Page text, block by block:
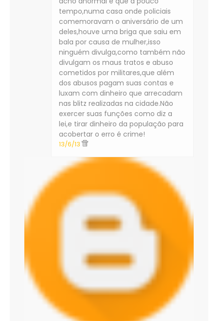
tempo,numa casa onde policiais
comemoravam o aniversário de um
deles,houve uma briga que saiu em
bala por causa de mulher,isso
ninguém divulga,como também não
divulgam os maus tratos e abuso
cometidos por militares,que além
dos abusos pagam suas contas e
luxam com dinheiro que arrecadam
nas blitz realizadas na cidade.Não
exercer suas funções como diz a
lei,e tirar dinheiro da população para
acobertar o erro é crime!
13/6/13